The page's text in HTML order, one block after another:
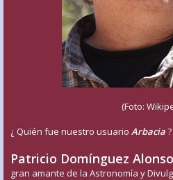
(Foto:
¿ Quién fue nuestro usuario Arbacia?
Patricio Domínguez Alonso
gran amante de la Astronomía y